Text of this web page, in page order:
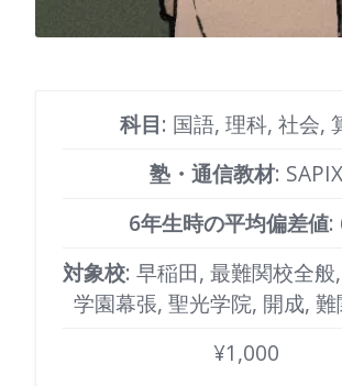
科目: 国語, 理科, 社会,
塾・通信教材: SAPIX
6年生時の平均偏差値:
対象校: 早稲田, 最難関校全
学園幕張, 聖光学院, 開成,
¥1,000